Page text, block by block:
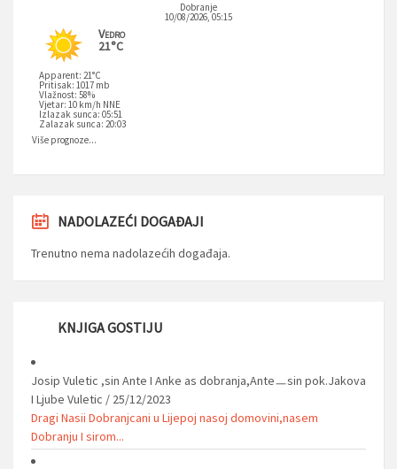
Dobranje
10/08/2026, 05:15
Vedro
21°C
Apparent: 21°C
Pritisak: 1017 mb
Vlažnost: 58%
Vjetar: 10 km/h NNE
Izlazak sunca: 05:51
Zalazak sunca: 20:03
Više prognoze...
NADOLAZEĆI DOGAĐAJI
Trenutno nema nadolazećih događaja.
KNJIGA GOSTIJU
Josip Vuletic ,sin Ante I Anke as dobranja,Anteㅡsin pok.Jakova
I Ljube Vuletic / 25/12/2023
Dragi Nasii Dobranjcani u Lijepoj nasoj domovini,nasem
Dobranju I sirom...